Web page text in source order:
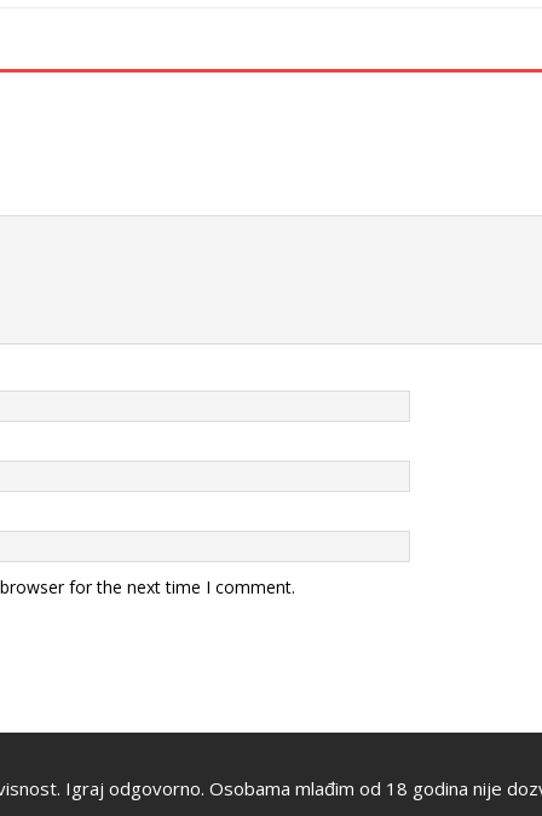
for the next time I comment.
Igraj odgovorno. Osobama mlađim od 18 godina nije